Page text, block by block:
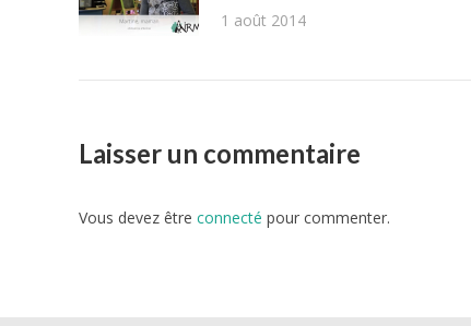
1 août 2014
Laisser un commentaire
Vous devez être connecté pour commenter.